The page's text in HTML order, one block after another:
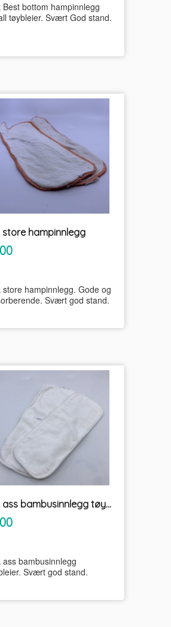
Best bottom hampinnlegg
tøybleier. Svært God stand.
store hampinnlegg
inkl.
mva.
store hampinnlegg. Gode og
Svært god stand.
2pk ass bambusinnlegg tøybleier
inkl.
mva.
ass bambusinnlegg
Svært god stand.